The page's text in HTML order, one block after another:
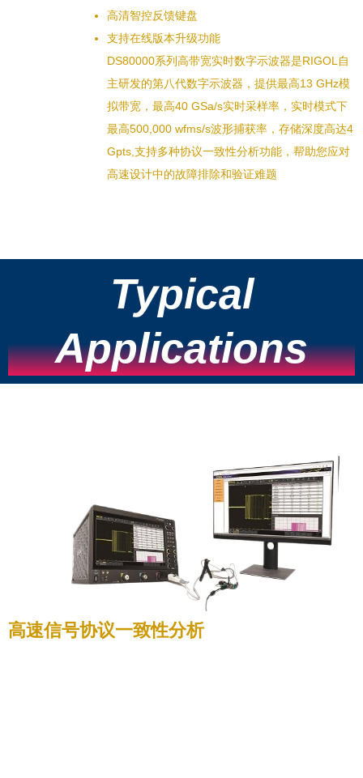
高清智控反馈键盘
支持在线版本升级功能
DS80000系列高带宽实时数字示波器是RIGOL自
主研发的第八代数字示波器，提供最高13 GHz模
拟带宽，最高40 GSa/s实时采样率，实时模式下
最高500,000 wfms/s波形捕获率，存储深度高达4
Gpts,支持多种协议一致性分析功能，帮助您应对
高速设计中的故障排除和验证难题
Typical
Applications
高速信号协议一致性分析